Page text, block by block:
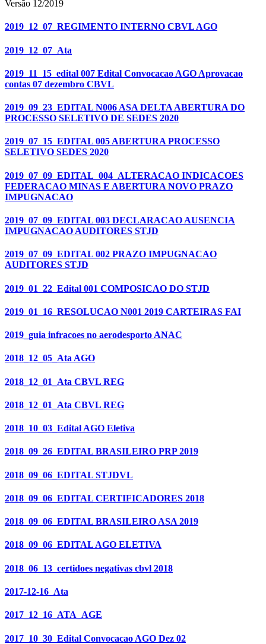
Versão 12/2019
2019_12_07_REGIMENTO INTERNO CBVL AGO
2019_12_07_Ata
2019_11_15_edital 007 Edital Convocacao AGO Aprovacao
contas 07 dezembro CBVL
2019_09_23_EDITAL N006 ASA DELTA ABERTURA DO
PROCESSO SELETIVO DE SEDES 2020
2019_07_15_EDITAL 005 ABERTURA PROCESSO
SELETIVO SEDES 2020
2019_07_09_EDITAL_004_ALTERACAO INDICACOES
FEDERACAO MINAS E ABERTURA NOVO PRAZO
IMPUGNACAO
2019_07_09_EDITAL 003 DECLARACAO AUSENCIA
IMPUGNACAO AUDITORES STJD
2019_07_09_EDITAL 002 PRAZO IMPUGNACAO
AUDITORES STJD
2019_01_22_Edital 001 COMPOSICAO DO STJD
2019_01_16_RESOLUCAO N001 2019 CARTEIRAS FAI
2019_guia infracoes no aerodesporto ANAC
2018_12_05_Ata AGO
2018_12_01_Ata CBVL REG
2018_12_01_Ata CBVL REG
2018_10_03_Edital AGO Eletiva
2018_09_26_EDITAL BRASILEIRO PRP 2019
2018_09_06_EDITAL STJDVL
2018_09_06_EDITAL CERTIFICADORES 2018
2018_09_06_EDITAL BRASILEIRO ASA 2019
2018_09_06_EDITAL AGO ELETIVA
2018_06_13_certidoes negativas cbvl 2018
2017-12-16_Ata
2017_12_16_ATA_AGE
2017_10_30_Edital Convocacao AGO Dez 02